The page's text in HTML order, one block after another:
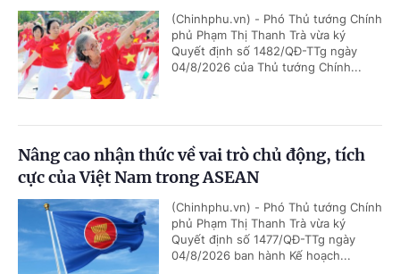
(Chinhphu.vn) - Phó Thủ tướng Chính
phủ Phạm Thị Thanh Trà vừa ký
Quyết định số 1482/QĐ-TTg ngày
04/8/2026 của Thủ tướng Chính...
Nâng cao nhận thức về vai trò chủ động, tích
cực của Việt Nam trong ASEAN
(Chinhphu.vn) - Phó Thủ tướng Chính
phủ Phạm Thị Thanh Trà vừa ký
Quyết định số 1477/QĐ-TTg ngày
04/8/2026 ban hành Kế hoạch...